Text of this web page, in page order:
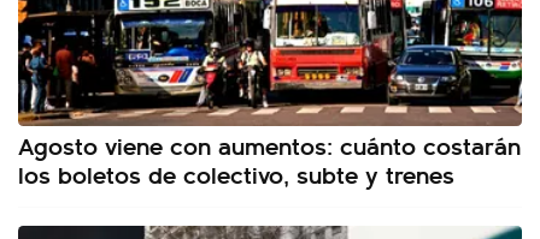
Agosto viene con aumentos: cuánto costarán
los boletos de colectivo, subte y trenes